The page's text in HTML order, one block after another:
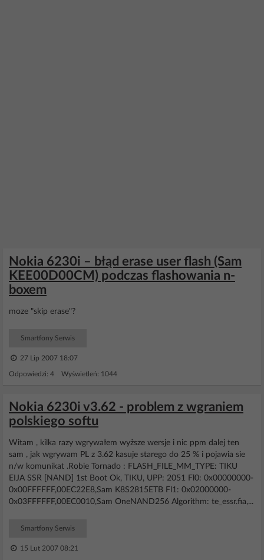
Nokia 6230i – błąd erase user flash (Sam
KEE00D00CM) podczas flashowania n-
boxem
moze "skip erase"?
Smartfony Serwis
27 Lip 2007 18:07
Odpowiedzi: 4 Wyświetleń: 1044
Nokia 6230i v3.62 - problem z wgraniem
polskiego softu
Witam , kilka razy wgrywałem wyższe wersje i nic ppm dalej ten
sam , jak wgrywam PL z 3.62 kasuje starego do 25 % i pojawia sie
n/w komunikat .Robie Tornado : FLASH_FILE_MM_TYPE: TIKU
EIJA SSR [NAND] 1st Boot Ok, TIKU, UPP: 2051 Fl0: 0x00000000-
0x00FFFFFF,00EC22E8,Sam K8S2815ETB Fl1: 0x02000000-
0x03FFFFFF,00EC0010,Sam OneNAND256 Algorithm: te_essr.fia,...
Smartfony Serwis
15 Lut 2007 08:21